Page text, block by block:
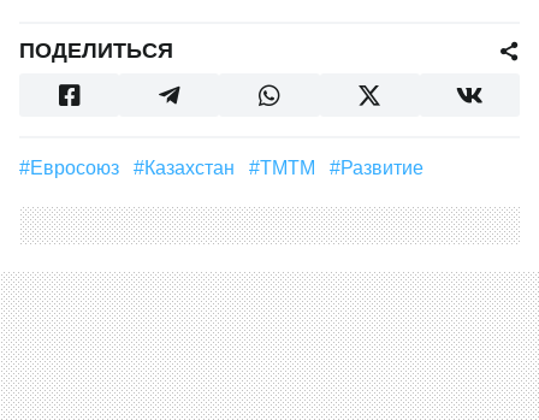
ПОДЕЛИТЬСЯ
#Евросоюз #Казахстан #ТМТМ #Развитие